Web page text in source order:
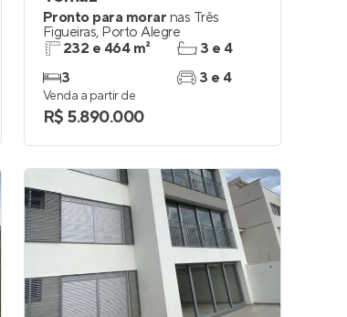
Pronto para morar nas Três
Figueiras, Porto Alegre
232 e 464 m²
3
3 e 4
3 e 4
Venda a partir de
R$ 5.890.000